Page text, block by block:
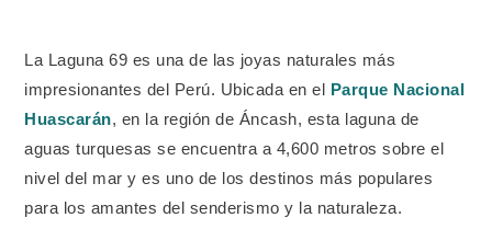
r
La Laguna 69 es una de las joyas naturales más
impresionantes del Perú. Ubicada en el
Parque Nacional
Huascarán, en la región de Áncash, esta laguna de
aguas turquesas se encuentra a 4,600 metros sobre el
nivel del mar y es uno de los destinos más populares
para los amantes del senderismo y la naturaleza.